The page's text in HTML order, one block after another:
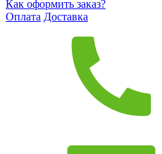
Как оформить заказ?
Оплата Доставка